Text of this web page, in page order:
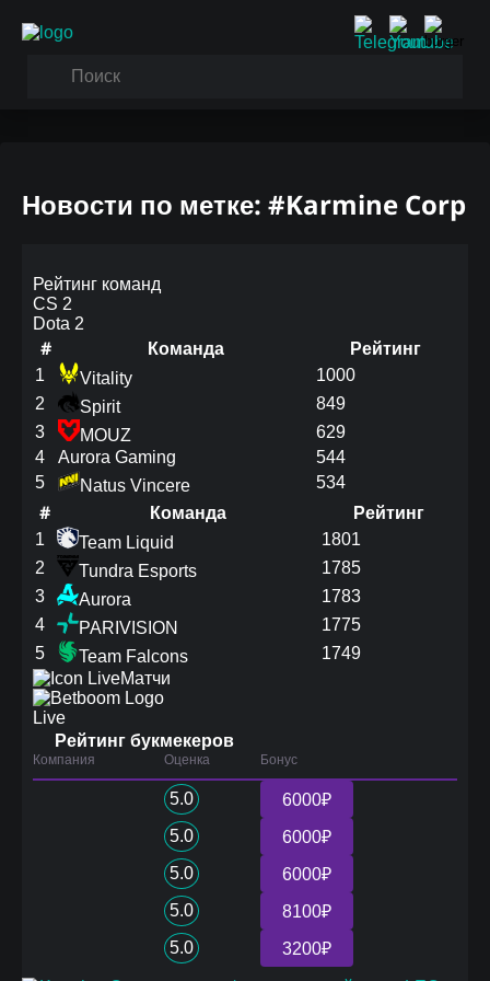
Новости по метке: #Karmine Corp
Рейтинг команд
CS 2
Dota 2
# Команда Рейтинг
1 Vitality
1000
2
Spirit
849
3
MOUZ
629
4
Aurora Gaming
544
5
Natus Vincere 534
# Команда Рейтинг
1 Team Liquid
1801
2
Tundra Esports
1785
3
Aurora
1783
4
PARIVISION
1775
5
Team Falcons
1749
Матчи
Live
Рейтинг букмекеров
Компания Оценка Бонус
5.0
6000₽
5.0
6000₽
5.0
6000₽
5.0
8100₽
5.0
3200₽